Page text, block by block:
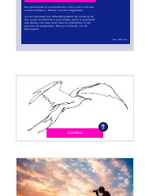
Een gestileerde of schematische vorm is een vorm die
vereenvoudigd is. Details zijn dan weggelaten.
Je ziet hiernaast een afbeelding waarin de vrouw op de
foto op de rechterhelft in eenvoudige lijnen is getekend.
Alle details van haar huid, haar en onderdelen in het
gezicht zijn weggelaten. Wat je overhoudt, zijn de
basislijnen.
Beeld: Publiek Domein
Contour